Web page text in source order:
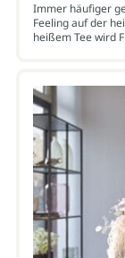
Immer häufiger
Feeling auf der
heißem Tee wird